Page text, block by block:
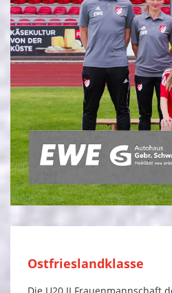
Ostfrieslandklasse
Die U20 II Frauenmannschaft